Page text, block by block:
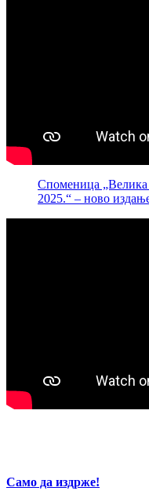
Споменица
2025.“ – ново
Само да издрже!